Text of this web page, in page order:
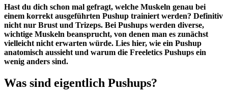
Hast du dich schon mal gefragt, welche Muskeln genau bei
einem korrekt ausgeführten Pushup trainiert werden? Definitiv
nicht nur Brust und Trizeps. Bei Pushups werden diverse,
wichtige Muskeln beansprucht, von denen man es zunächst
vielleicht nicht erwarten würde. Lies hier, wie ein Pushup
anatomisch aussieht und warum die Freeletics Pushups ein
wenig anders sind.
Was sind eigentlich Pushups?